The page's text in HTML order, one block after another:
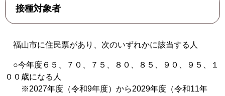
接種対象者
福山市に住民票があり、次のいずれかに該当する人
○今年度６５、７０、７５、８０、８５、９０、９５、１
００歳になる人
※2027年度（令和9年度）から2029年度（令和11年